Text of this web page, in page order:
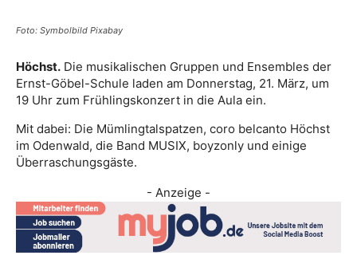
Foto: Symbolbild Pixabay
Höchst. Die musikalischen Gruppen und Ensembles der
Ernst-Göbel-Schule laden am Donnerstag, 21. März, um
19 Uhr zum Frühlingskonzert in die Aula ein.
Mit dabei: Die Mümlingtalspatzen, coro belcanto Höchst
im Odenwald, die Band MUSIX, boyzonly und einige
Überraschungsgäste.
- Anzeige -